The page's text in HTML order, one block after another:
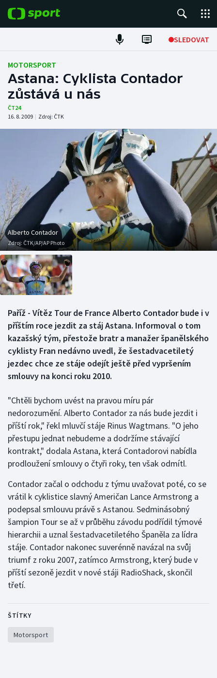
SLEDOVAT
Fotbal
Hokej
Tenis
Atletika
DALŠÍ SPORTY
Americký fotbal
Baseball a softbal
Basketbal
Biatlon
Boby a skeleton
Box
Curling
Dostihy
Futsal
Golf
Gymnastika
Házená
Jezdectví
Judo
Krasobruslení
Lezení
NEPŘEHLÉDNĚTE
Soutěže
Historické návraty
Aplikace ČT sport
AZ kvíz
MOTORSPORT
Astana: Cyklista Contador
zůstává u nás
ČT24
16. 8. 2009 | Zdroj: ČTK
Alberto Contador
Zdroj: ČTK/AP/AP Photo
Paříž - Vítěz Tour de France Alberto Contador bude i v
příštím roce jezdit za stáj Astana. Informoval o tom
kazašský tým, přestože bratr a manažer španělského
cyklisty Fran nedávno uvedl, že šestadvacetiletý
jezdec chce ze stáje odejít ještě před vypršením
smlouvy na konci roku 2010.
"Chtěli bychom uvést na pravou míru pár
nedorozumění. Alberto Contador za nás bude jezdit i
příští rok," řekl mluvčí stáje Rinus Wagtmans. "O jeho
přestupu jednat nebudeme a dodržíme stávající
kontrakt," dodala Astana, která Contadorovi nabídla
prodloužení smlouvy o čtyři roky, ten však odmítl.
Contador začal o odchodu z týmu uvažovat poté, co se
vrátil k cyklistice slavný Američan Lance Armstrong a
podepsal smlouvu právě s Astanou. Sedminásobný
šampion Tour se až v průběhu závodu podřídil týmové
hierarchii a uznal šestadvacetiletého Španěla za lídra
stáje. Contador nakonec suverénně navázal na svůj
triumf z roku 2007, zatímco Armstrong, který bude v
příští sezoně jezdit v nové stáji RadioShack, skončil
třetí.
ŠTÍTKY
Motorsport